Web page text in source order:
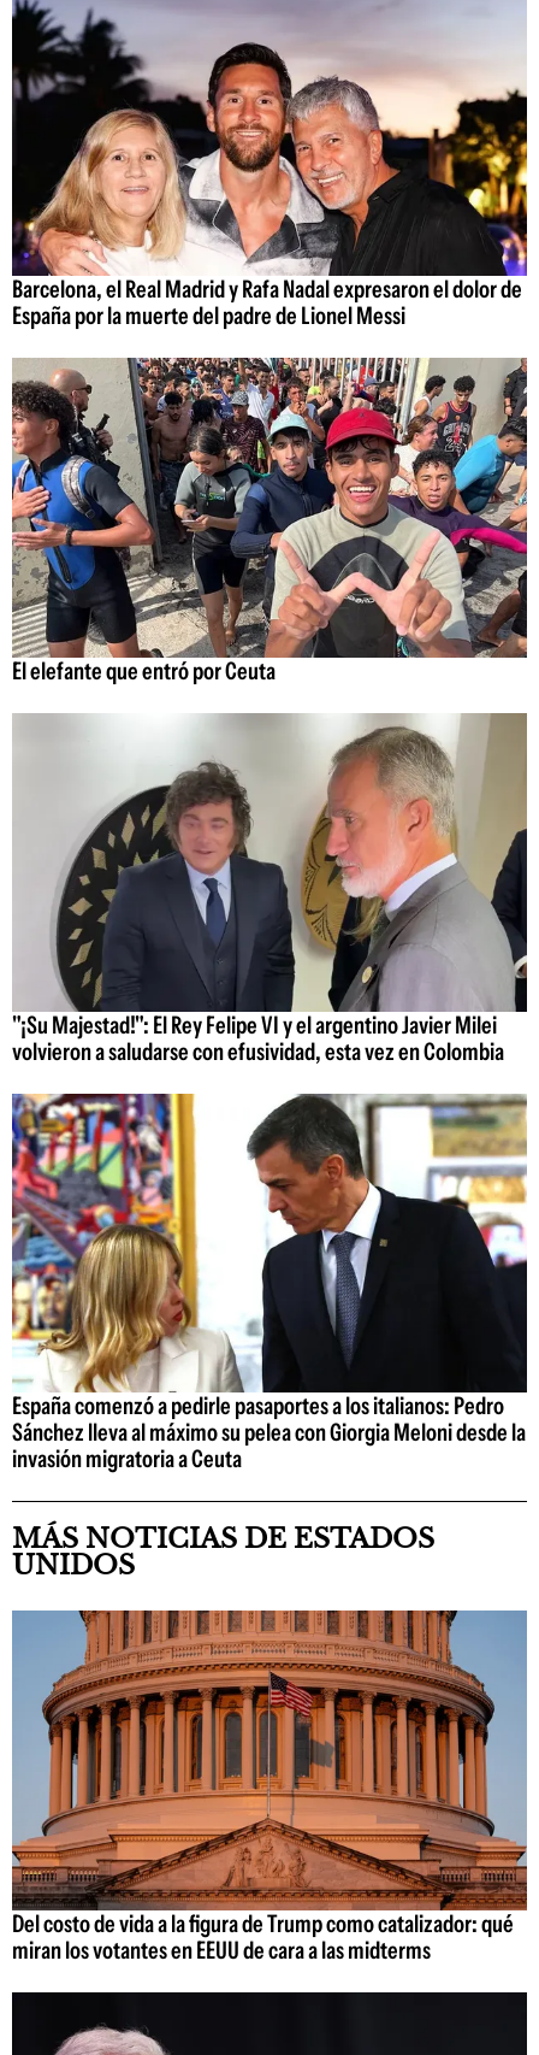
Barcelona, el Real Madrid y Rafa Nadal expresaron el dolor de
España por la muerte del padre de Lionel Messi
El elefante que entró por Ceuta
"¡Su Majestad!": El Rey Felipe VI y el argentino Javier Milei
volvieron a saludarse con efusividad, esta vez en Colombia
España comenzó a pedirle pasaportes a los italianos: Pedro
Sánchez lleva al máximo su pelea con Giorgia Meloni desde la
invasión migratoria a Ceuta
MÁS NOTICIAS DE ESTADOS
UNIDOS
Del costo de vida a la figura de Trump como catalizador: qué
miran los votantes en EEUU de cara a las midterms